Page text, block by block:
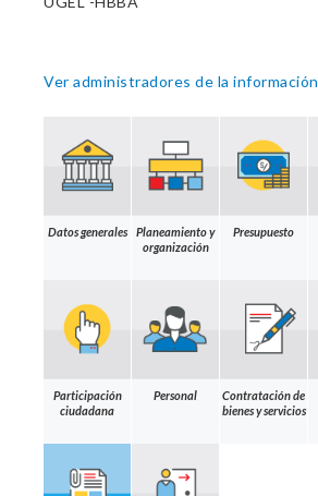
Ver administradores de la información
Datos generales
Planeamiento y
organización
Presupuesto
Participación
ciudadana
Personal
Contratación de
bienes y servicios